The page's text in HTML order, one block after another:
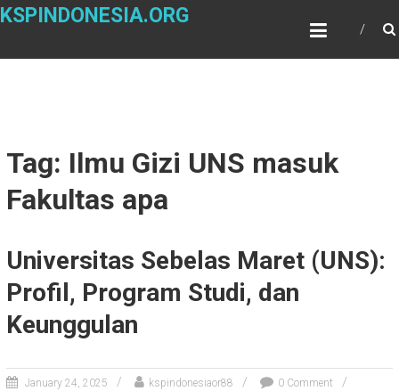
Skip
KSPINDONESIA.ORG
Tag: Ilmu Gizi UNS masuk
Fakultas apa
Universitas Sebelas Maret (UNS):
Profil, Program Studi, dan
Keunggulan
January 24, 2025 kspindonesiaor88 0 Comment